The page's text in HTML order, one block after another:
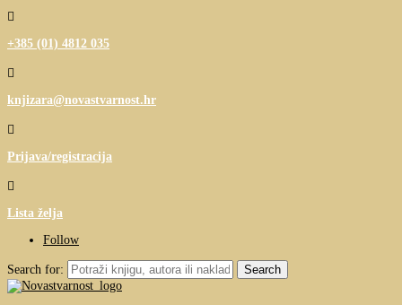

+385 (01) 4812 035

knjizara@novastvarnost.hr

Prijava/registracija

Lista želja
Follow
Search for: